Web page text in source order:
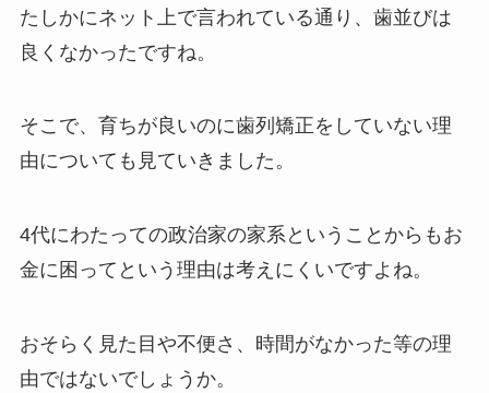
たしかにネット上で言われている通り、歯並びは
良くなかったですね。
そこで、育ちが良いのに歯列矯正をしていない理
由についても見ていきました。
4代にわたっての政治家の家系ということからもお
金に困ってという理由は考えにくいですよね。
おそらく見た目や不便さ、時間がなかった等の理
由ではないでしょうか。